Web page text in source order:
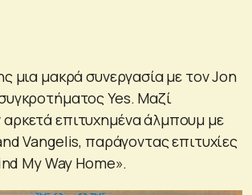
μια μακρά συνεργασία με τον Jon
Yes. Μαζί
επιτυχημένα άλμπουμ με
Vangelis, παράγοντας επιτυχίες
My Way Home».